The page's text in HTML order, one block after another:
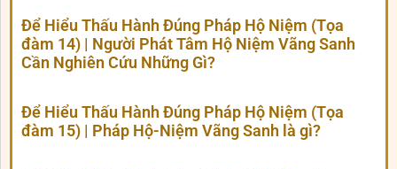
Để Hiểu Thấu Hành Đúng Pháp Hộ Niệm (Tọa
đàm 14) | Người Phát Tâm Hộ Niệm Vãng Sanh
Cần Nghiên Cứu Những Gì?
Để Hiểu Thấu Hành Đúng Pháp Hộ Niệm (Tọa
đàm 15) | Pháp Hộ-Niệm Vãng Sanh là gì?